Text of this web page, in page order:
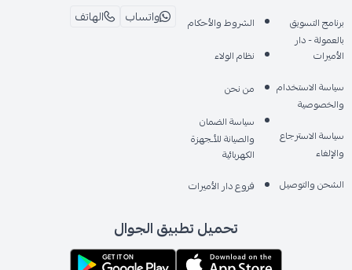
برنامج التسويق
بالعمولة - دار
الأميرات
سياسة الاستخدام
والخصوصية
سياسة الاسترجاع
والإلغاء
الشحن والتوصيل
الشروط والأحكام
نظام الولاء
من نحن
سياسة الضمان
والصيانة للأـجهزة
الكهربائية
فروع دار الأميرات
واتساب الهاتف
تحميل تطبيق الجوال